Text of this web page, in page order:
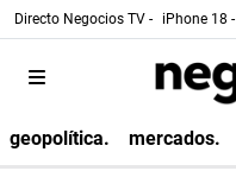
Directo Negocios TV - iPhone 18 -
geopolítica. mercados.